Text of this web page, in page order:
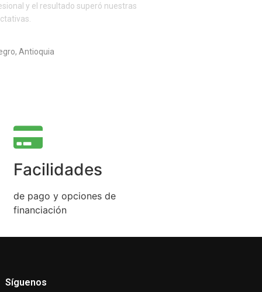
y el resultado superó nuestras
Antioquia
Facilidades
de pago y opciones de
financiación
Síguenos